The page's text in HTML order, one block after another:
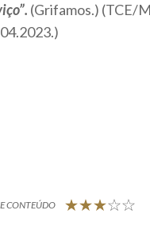
(Grifamos.) (TCE/
CONTEÚDO